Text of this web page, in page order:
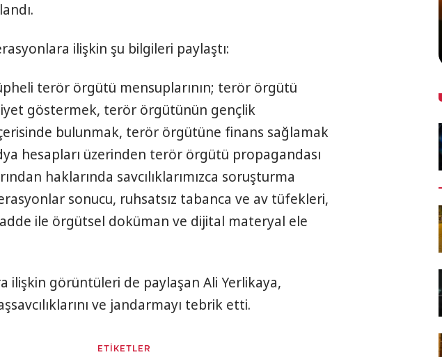
ilişkin şu bilgileri paylaştı:
terör örgütü mensuplarının; terör örgütü
göstermek, terör örgütünün gençlik
bulunmak, terör örgütüne finans sağlamak
hesapları üzerinden terör örgütü propagandası
haklarında savcılıklarımızca soruşturma
sonucu, ruhsatsız tabanca ve av tüfekleri,
ile örgütsel doküman ve dijital materyal ele
ilişkin görüntüleri de paylaşan Ali Yerlikaya,
ve jandarmayı tebrik etti.
ETİKETLER